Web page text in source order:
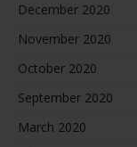
December 2020
November 2020
October 2020
September 2020
March 2020